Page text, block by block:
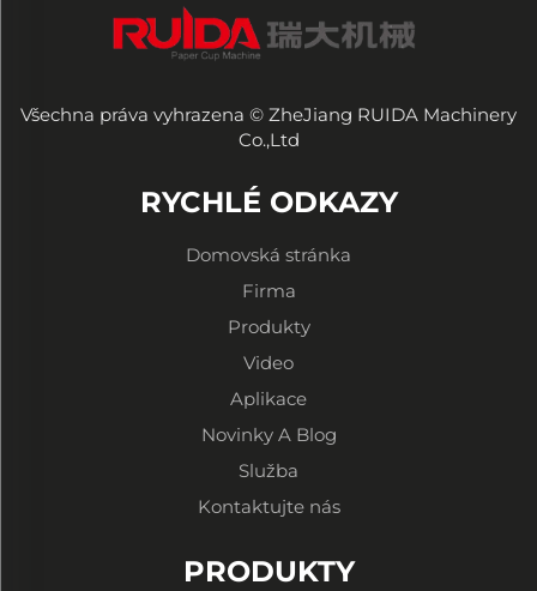
Všechna práva vyhrazena © ZheJiang RUIDA Machinery
Co.,Ltd
RYCHLÉ ODKAZY
Domovská stránka
Firma
Produkty
Video
Aplikace
Novinky A Blog
Služba
Kontaktujte nás
PRODUKTY